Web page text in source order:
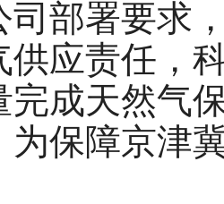
司部署要求
供应责任，
完成天然气
为保障京津